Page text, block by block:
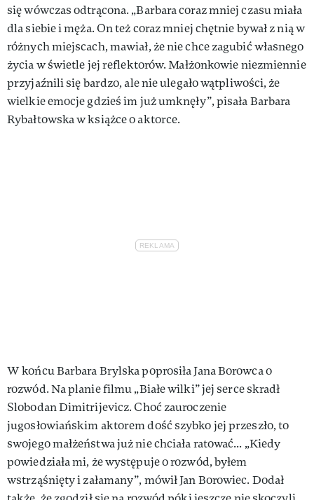
się wówczas odtrącona. „Barbara coraz mniej czasu miała
dla siebie i męża. On też coraz mniej chętnie bywał z nią w
różnych miejscach, mawiał, że nie chce zagubić własnego
życia w świetle jej reflektorów. Małżonkowie niezmiennie
przyjaźnili się bardzo, ale nie ulegało wątpliwości, że
wielkie emocje gdzieś im już umknęły”, pisała Barbara
Rybałtowska w książce o aktorce.
W końcu Barbara Brylska poprosiła Jana Borowca o
rozwód. Na planie filmu „Białe wilki” jej serce skradł
Slobodan Dimitrijevicz. Choć zauroczenie
jugosłowiańskim aktorem dość szybko jej przeszło, to
swojego małżeństwa już nie chciała ratować... „Kiedy
powiedziała mi, że występuje o rozwód, byłem
wstrząśnięty i załamany”, mówił Jan Borowiec. Dodał